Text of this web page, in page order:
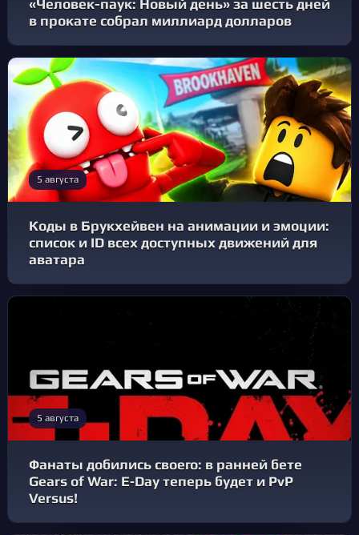
«Человек-паук: Новый день» за шесть дней
в прокате собрал миллиард долларов
5 августа
Коды в Брукхейвен на анимации и эмоции:
список и ID всех доступных движений для
аватара
5 августа
Фанаты добились своего: в ранней бете
Gears of War: E‑Day теперь будет и PvP
Versus!